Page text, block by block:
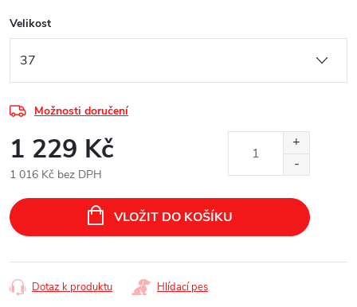
Velikost
Možnosti doručení
1 229 Kč
1 016 Kč bez DPH
cena:
VLOŽIT DO KOŠÍKU
Dotaz k produktu Hlídací pes